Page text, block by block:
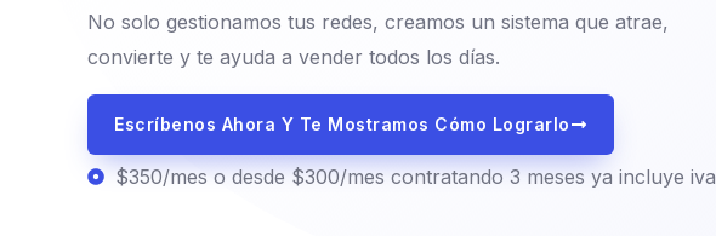
No solo gestionamos tus redes, creamos un sistema que atrae,
convierte y te ayuda a vender todos los días.
Escríbenos Ahora Y Te Mostramos Cómo Lograrlo
$350/mes o desde $300/mes contratando 3 meses ya incluye iva